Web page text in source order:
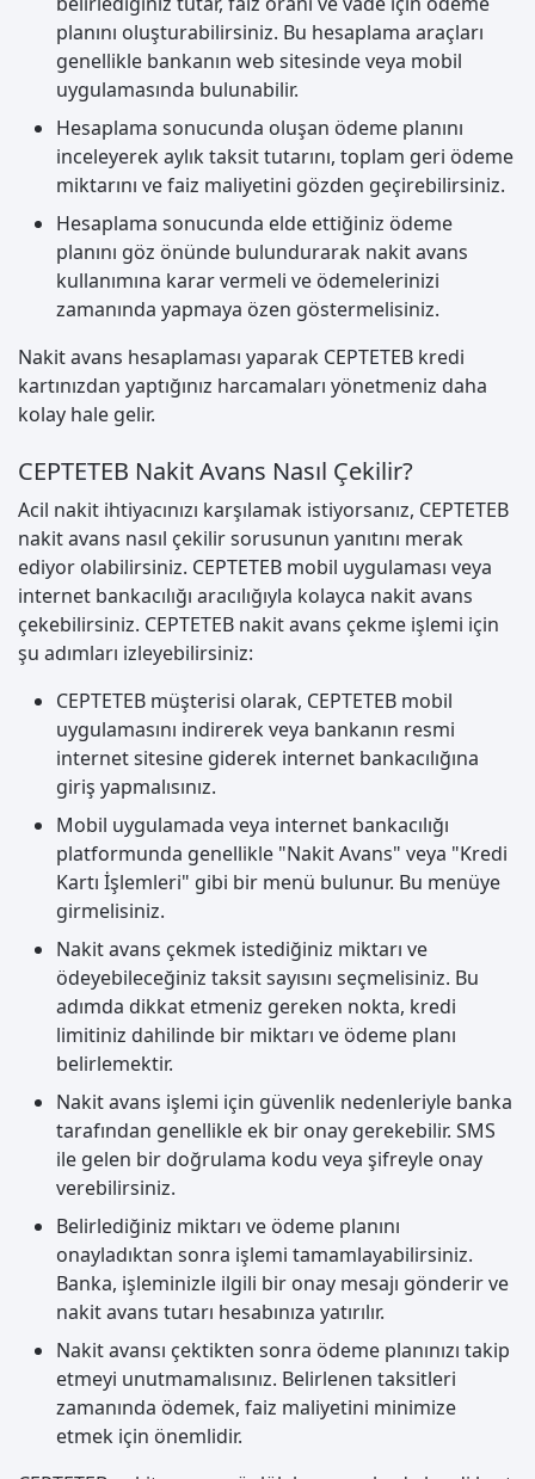
planını oluşturabilirsiniz. Bu hesaplama araçları
genellikle bankanın web sitesinde veya mobil
uygulamasında bulunabilir.
Hesaplama sonucunda oluşan ödeme planını
inceleyerek aylık taksit tutarını, toplam geri ödeme
miktarını ve faiz maliyetini gözden geçirebilirsiniz.
Hesaplama sonucunda elde ettiğiniz ödeme
planını göz önünde bulundurarak nakit avans
kullanımına karar vermeli ve ödemelerinizi
zamanında yapmaya özen göstermelisiniz.
Nakit avans hesaplaması yaparak CEPTETEB kredi
kartınızdan yaptığınız harcamaları yönetmeniz daha
kolay hale gelir.
CEPTETEB Nakit Avans Nasıl Çekilir?
Acil nakit ihtiyacınızı karşılamak istiyorsanız, CEPTETEB
nakit avans nasıl çekilir sorusunun yanıtını merak
ediyor olabilirsiniz. CEPTETEB mobil uygulaması veya
internet bankacılığı aracılığıyla kolayca nakit avans
çekebilirsiniz. CEPTETEB nakit avans çekme işlemi için
şu adımları izleyebilirsiniz:
CEPTETEB müşterisi olarak, CEPTETEB mobil
uygulamasını indirerek veya bankanın resmi
internet sitesine giderek internet bankacılığına
giriş yapmalısınız.
Mobil uygulamada veya internet bankacılığı
platformunda genellikle "Nakit Avans" veya "Kredi
Kartı İşlemleri" gibi bir menü bulunur. Bu menüye
girmelisiniz.
Nakit avans çekmek istediğiniz miktarı ve
ödeyebileceğiniz taksit sayısını seçmelisiniz. Bu
adımda dikkat etmeniz gereken nokta, kredi
limitiniz dahilinde bir miktarı ve ödeme planı
belirlemektir.
Nakit avans işlemi için güvenlik nedenleriyle banka
tarafından genellikle ek bir onay gerekebilir. SMS
ile gelen bir doğrulama kodu veya şifreyle onay
verebilirsiniz.
Belirlediğiniz miktarı ve ödeme planını
onayladıktan sonra işlemi tamamlayabilirsiniz.
Banka, işleminizle ilgili bir onay mesajı gönderir ve
nakit avans tutarı hesabınıza yatırılır.
Nakit avansı çektikten sonra ödeme planınızı takip
etmeyi unutmamalısınız. Belirlenen taksitleri
zamanında ödemek, faiz maliyetini minimize
etmek için önemlidir.